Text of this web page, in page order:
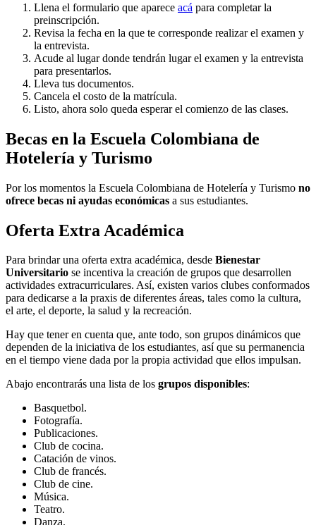
Llena el formulario que aparece acá para completar la
preinscripción.
Revisa la fecha en la que te corresponde realizar el examen y
la entrevista.
Acude al lugar donde tendrán lugar el examen y la entrevista
para presentarlos.
Lleva tus documentos.
Cancela el costo de la matrícula.
Listo, ahora solo queda esperar el comienzo de las clases.
Becas en la Escuela Colombiana de
Hotelería y Turismo
Por los momentos la Escuela Colombiana de Hotelería y Turismo no
ofrece becas ni ayudas económicas a sus estudiantes.
Oferta Extra Académica
Para brindar una oferta extra académica, desde Bienestar
Universitario se incentiva la creación de grupos que desarrollen
actividades extracurriculares. Así, existen varios clubes conformados
para dedicarse a la praxis de diferentes áreas, tales como la cultura,
el arte, el deporte, la salud y la recreación.
Hay que tener en cuenta que, ante todo, son grupos dinámicos que
dependen de la iniciativa de los estudiantes, así que su permanencia
en el tiempo viene dada por la propia actividad que ellos impulsan.
Abajo encontrarás una lista de los grupos disponibles:
Basquetbol.
Fotografía.
Publicaciones.
Club de cocina.
Catación de vinos.
Club de francés.
Club de cine.
Música.
Teatro.
Danza.